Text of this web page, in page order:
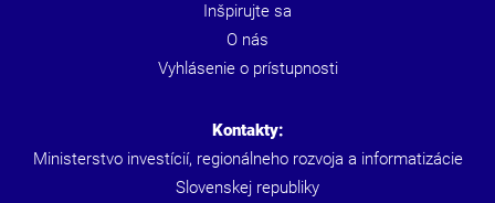
Inšpirujte sa
O nás
Vyhlásenie o prístupnosti
Kontakty:
Ministerstvo investícií, regionálneho rozvoja a informatizácie
Slovenskej republiky